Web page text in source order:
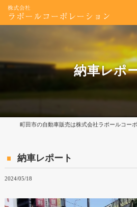
納車レポ
納車レポート
2024/05/18